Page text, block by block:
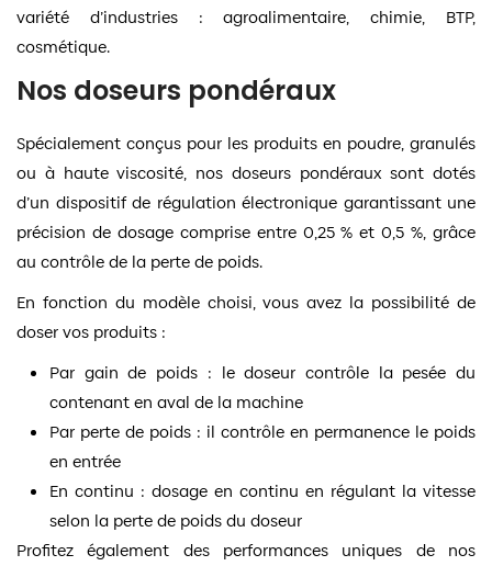
variété d’industries : agroalimentaire, chimie, BTP,
cosmétique.
Nos doseurs pondéraux
Spécialement conçus pour les produits en poudre, granulés
ou à haute viscosité, nos doseurs pondéraux sont dotés
d’un dispositif de régulation électronique garantissant une
précision de dosage comprise entre 0,25 % et 0,5 %, grâce
au contrôle de la perte de poids.
En fonction du modèle choisi, vous avez la possibilité de
doser vos produits :
Par gain de poids : le doseur contrôle la pesée du
contenant en aval de la machine
Par perte de poids : il contrôle en permanence le poids
en entrée
En continu : dosage en continu en régulant la vitesse
selon la perte de poids du doseur
Profitez également des performances uniques de nos